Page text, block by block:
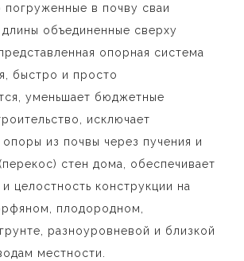
погруженные в почву сваи
объединенные сверху
опорная система
быстро и просто
уменьшает бюджетные
исключает
опоры из почвы через пучения и
стен дома, обеспечивает
целостность конструкции на
плодородном,
разноуровневой и близкой
местности.